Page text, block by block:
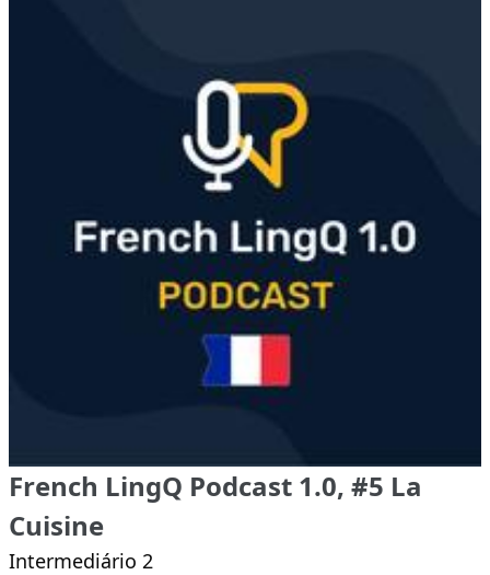
French LingQ Podcast 1.0, #5 La
Cuisine
Intermediário 2